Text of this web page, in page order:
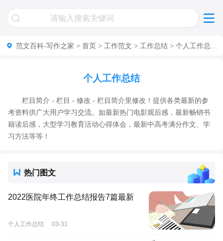
范文百科-写作之家 > 首页 > 工作范文 > 工作总结 > 个人工作总结
个人工作总结
栏目简介 - 栏目 - 修改 - 栏目简介里修改！提供各类最新的参
考资料供广大用户学习交流。如最新热门电影观后感，最新畅销书
籍读后感，大型学习教育活动心得体会，最新中高考满分作文、学
习方法等等！
热门图文
2022医院年终工作总结报告7篇最新
个人工作总结 03-31